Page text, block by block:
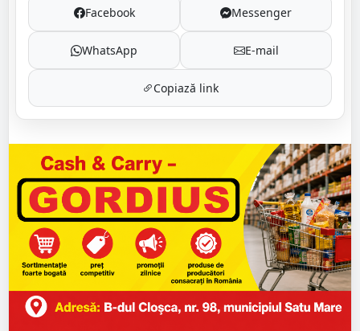
Facebook Messenger
WhatsApp E-mail
Copiază link